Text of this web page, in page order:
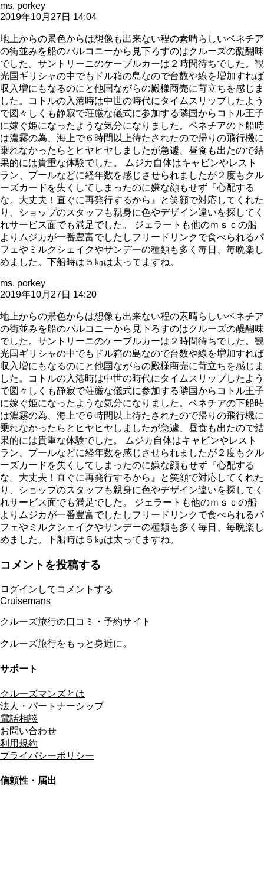
ms. porkey
2019年10月27日 14:04
地上からの景色からは想像も出来ない程の素晴らしいベネチア
の街並みを船のバルコニーから見下ろすのはクルーズの醍醐味
でした。サントリーニのケーブルカーは２時間待ちでした。観
光国ギリシャの中でもドル箱の島なので台数や線を増加すれば
収入増にもなるのにと他国ながらの殿様商売に苛立ちを感じま
した。コトルの入港時は中世の時代にタイムスリップしたよう
で図々しくも静寂で荘厳な儀式に参加する隣国からコトル王子
に嫁ぐ姫になったような気分になりました。ベネチアの下船時
は濃霧の為、海上で６時間以上待たされたので帰りの飛行機に
乗れなかったらとヒヤヒヤしましたが急遽、昼食も出たので結
果的には貴重な体験でした。 ムジカ自体はキャビンやレスト
ラン、プールなどに経年数を感じさせられましたが２度もクル
ーズカードを失くしてしまったのに嫌な顔もせず『心配する
な。大丈夫！直ぐに再発行するから』と笑顔で対応してくれた
り、ショップのスタッフも親身に色やデザイン違いを探してく
れサービス面でも満足でした。 ジェラートも他のｍｓｃの船
よりムジカが一番豊富でしたしフリードリンクで食べられるパ
フェやミルクシェイクやサンデーの種類も多く毎日、毎晩楽し
めました。下船時は５㎏は太ってますね。
ms. porkey
2019年10月27日 14:20
地上からの景色からは想像も出来ない程の素晴らしいベネチア
の街並みを船のバルコニーから見下ろすのはクルーズの醍醐味
でした。サントリーニのケーブルカーは２時間待ちでした。観
光国ギリシャの中でもドル箱の島なので台数や線を増加すれば
収入増にもなるのにと他国ながらの殿様商売に苛立ちを感じま
した。コトルの入港時は中世の時代にタイムスリップしたよう
で図々しくも静寂で荘厳な儀式に参加する隣国からコトル王子
に嫁ぐ姫になったような気分になりました。ベネチアの下船時
は濃霧の為、海上で６時間以上待たされたので帰りの飛行機に
乗れなかったらとヒヤヒヤしましたが急遽、昼食も出たので結
果的には貴重な体験でした。 ムジカ自体はキャビンやレスト
ラン、プールなどに経年数を感じさせられましたが２度もクル
ーズカードを失くしてしまったのに嫌な顔もせず『心配する
な。大丈夫！直ぐに再発行するから』と笑顔で対応してくれた
り、ショップのスタッフも親身に色やデザイン違いを探してく
れサービス面でも満足でした。 ジェラートも他のｍｓｃの船
よりムジカが一番豊富でしたしフリードリンクで食べられるパ
フェやミルクシェイクやサンデーの種類も多く毎日、毎晩楽し
めました。下船時は５㎏は太ってますね。
コメントを投稿する
ログインしてコメントする
Cruisemans
クルーズ旅行の口コミ・予約サイト
クルーズ旅行をもっと身近に。
サポート
クルーズマンズとは
法人・パートナーシップ
電話相談
お問い合わせ
利用規約
プライバシーポリシー
信頼性・届出